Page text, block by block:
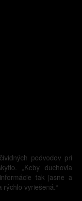
podvodov pri
„Keby duchovia
tak jasne a
vyriešená.“